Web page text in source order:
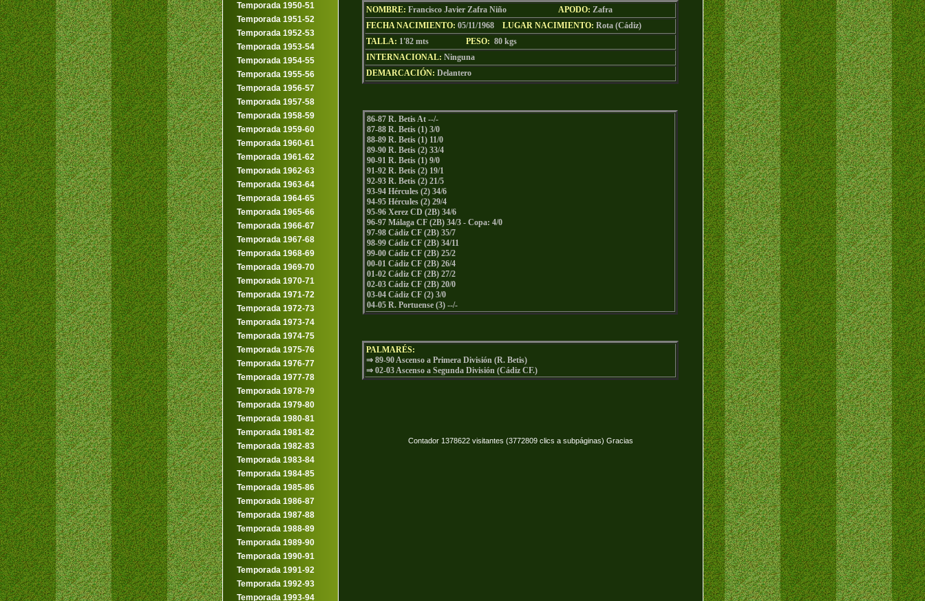
Temporada 1950-51
Temporada 1951-52
Temporada 1952-53
Temporada 1953-54
Temporada 1954-55
Temporada 1955-56
Temporada 1956-57
Temporada 1957-58
Temporada 1958-59
Temporada 1959-60
Temporada 1960-61
Temporada 1961-62
Temporada 1962-63
Temporada 1963-64
Temporada 1964-65
Temporada 1965-66
Temporada 1966-67
Temporada 1967-68
Temporada 1968-69
Temporada 1969-70
Temporada 1970-71
Temporada 1971-72
Temporada 1972-73
Temporada 1973-74
Temporada 1974-75
Temporada 1975-76
Temporada 1976-77
Temporada 1977-78
Temporada 1978-79
Temporada 1979-80
Temporada 1980-81
Temporada 1981-82
Temporada 1982-83
Temporada 1983-84
Temporada 1984-85
Temporada 1985-86
Temporada 1986-87
Temporada 1987-88
Temporada 1988-89
Temporada 1989-90
Temporada 1990-91
Temporada 1991-92
Temporada 1992-93
Temporada 1993-94
NOMBRE: Francisco Javier Zafra Niño APODO: Zafra
FECHA NACIMIENTO: 05/11/1968 LUGAR NACIMIENTO: Rota (Cádiz)
TALLA: 1'82 mts PESO: 80 kgs
INTERNACIONAL: Ninguna
DEMARCACIÓN: Delantero
86-87 R. Betis At --/-
87-88 R. Betis (1) 3/0
88-89 R. Betis (1) 11/0
89-90 R. Betis (2) 33/4
90-91 R. Betis (1) 9/0
91-92 R. Betis (2) 19/1
92-93 R. Betis (2) 21/5
93-94 Hércules (2) 34/6
94-95 Hércules (2) 29/4
95-96 Xerez CD (2B) 34/6
96-97 Málaga CF (2B) 34/3 - Copa: 4/0
97-98 Cádiz CF (2B) 35/7
98-99 Cádiz CF (2B) 34/11
99-00 Cádiz CF (2B) 25/2
00-01 Cádiz CF (2B) 26/4
01-02 Cádiz CF (2B) 27/2
02-03 Cádiz CF (2B) 20/0
03-04 Cádiz CF (2) 3/0
04-05 R. Portuense (3) --/-
PALMARÉS:
⇒ 89-90 Ascenso a Primera División (R. Betis)
⇒ 02-03 Ascenso a Segunda División (Cádiz CF.)
Contador 1378622 visitantes (3772809 clics a subpáginas) Gracias